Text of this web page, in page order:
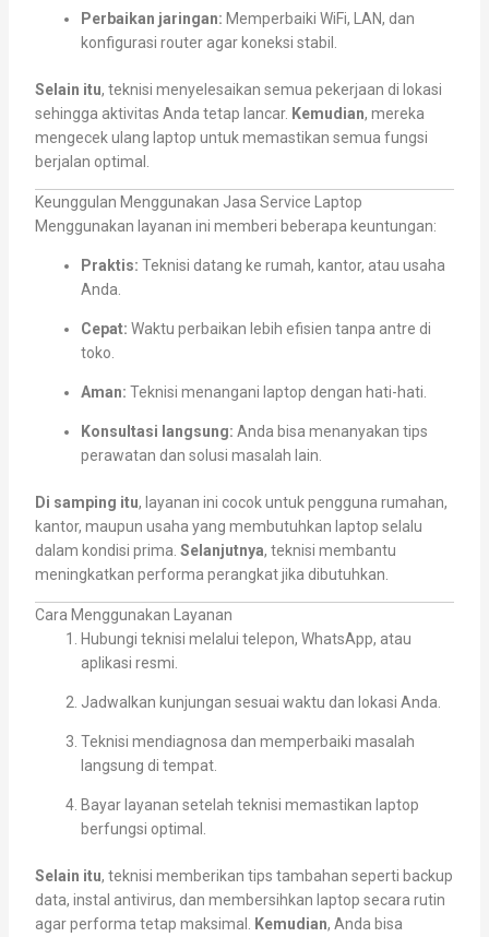
Perbaikan jaringan: Memperbaiki WiFi, LAN, dan
konfigurasi router agar koneksi stabil.
Selain itu, teknisi menyelesaikan semua pekerjaan di lokasi
sehingga aktivitas Anda tetap lancar. Kemudian, mereka
mengecek ulang laptop untuk memastikan semua fungsi
berjalan optimal.
Keunggulan Menggunakan Jasa Service Laptop
Menggunakan layanan ini memberi beberapa keuntungan:
Praktis: Teknisi datang ke rumah, kantor, atau usaha
Anda.
Cepat: Waktu perbaikan lebih efisien tanpa antre di
toko.
Aman: Teknisi menangani laptop dengan hati-hati.
Konsultasi langsung: Anda bisa menanyakan tips
perawatan dan solusi masalah lain.
Di samping itu, layanan ini cocok untuk pengguna rumahan,
kantor, maupun usaha yang membutuhkan laptop selalu
dalam kondisi prima. Selanjutnya, teknisi membantu
meningkatkan performa perangkat jika dibutuhkan.
Cara Menggunakan Layanan
Hubungi teknisi melalui telepon, WhatsApp, atau
aplikasi resmi.
Jadwalkan kunjungan sesuai waktu dan lokasi Anda.
Teknisi mendiagnosa dan memperbaiki masalah
langsung di tempat.
Bayar layanan setelah teknisi memastikan laptop
berfungsi optimal.
Selain itu, teknisi memberikan tips tambahan seperti backup
data, instal antivirus, dan membersihkan laptop secara rutin
agar performa tetap maksimal.
Kemudian, Anda bisa